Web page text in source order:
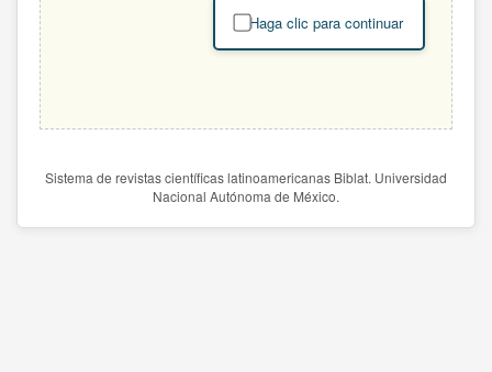
Haga clic para continuar
Sistema de revistas científicas latinoamericanas Biblat. Universidad
Nacional Autónoma de México.